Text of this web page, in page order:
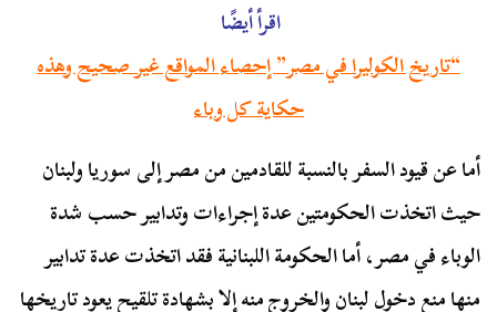
اقرأ أيضًا
“تاريخ الكوليرا في مصر” إحصاء المواقع غير صحيح وهذه
حكاية كل وباء
أما عن قيود السفر بالنسبة للقادمين من مصر إلى سوريا ولبنان
حيث اتخذت الحكومتين عدة إجراءات وتدابير حسب شدة
الوباء في مصر، أما الحكومة اللبنانية فقد اتخذت عدة تدابير
منها منع دخول لبنان والخروج منه إلا بشهادة تلقيح يعود تاريخها